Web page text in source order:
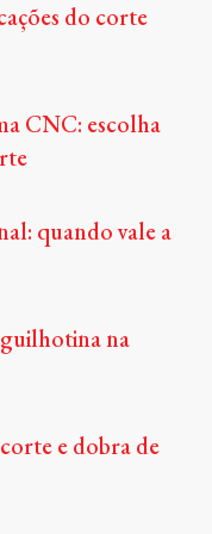
do corte
CNC: escolha
quando vale a
na
e dobra de